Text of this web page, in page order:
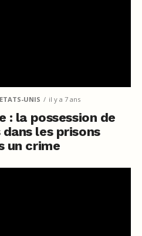
UNIS il y a 7 ans
: la possession de
les prisons
un crime